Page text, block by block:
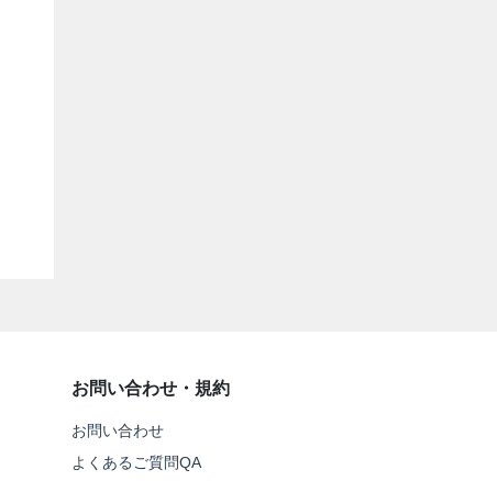
お問い合わせ・規約
お問い合わせ
よくあるご質問QA